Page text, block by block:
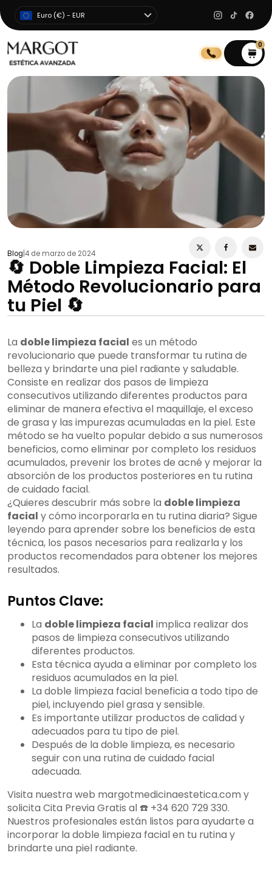
Euro (€) - EUR
0
Blog 4 de marzo de 2024
🔄 Doble Limpieza Facial: El
Método Revolucionario para
tu Piel 🔄
La doble limpieza facial es un método
revolucionario que puede transformar tu rutina de
belleza y brindarte una piel radiante y saludable.
Consiste en realizar dos pasos de limpieza
consecutivos utilizando diferentes productos para
eliminar de manera efectiva el maquillaje, el exceso
de grasa y las impurezas acumuladas en la piel. Este
método se ha vuelto popular debido a sus numerosos
beneficios, como eliminar por completo los residuos
acumulados, prevenir los brotes de acné y mejorar la
absorción de los productos posteriores en tu rutina
de cuidado facial.
¿Quieres descubrir más sobre la doble limpieza
facial y cómo incorporarla en tu rutina diaria? Sigue
leyendo para aprender sobre los beneficios de esta
técnica, los pasos necesarios para realizarla y los
productos recomendados para obtener los mejores
resultados.
Puntos Clave:
La doble limpieza facial implica realizar dos
pasos de limpieza consecutivos utilizando
diferentes productos.
Esta técnica ayuda a eliminar por completo los
residuos acumulados en la piel.
La doble limpieza facial beneficia a todo tipo de
piel, incluyendo piel grasa y sensible.
Es importante utilizar productos de calidad y
adecuados para tu tipo de piel.
Después de la doble limpieza, es necesario
seguir con una rutina de cuidado facial
adecuada.
Visita nuestra web margotmedicinaestetica.com y
solicita Cita Previa Gratis al ☎️ +34 620 729 330.
Nuestros profesionales están listos para ayudarte a
incorporar la doble limpieza facial en tu rutina y
brindarte una piel radiante.